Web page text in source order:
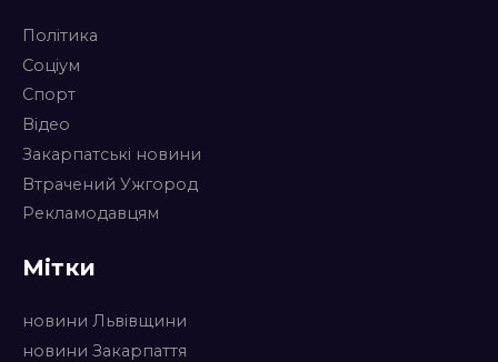
Політика
Соціум
Спорт
Відео
Закарпатські новини
Втрачений Ужгород
Рекламодавцям
Мітки
новини Львівщини
новини Закарпаття